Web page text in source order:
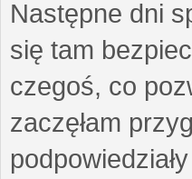
Następne dni
się tam
czegoś, co
zaczęłam